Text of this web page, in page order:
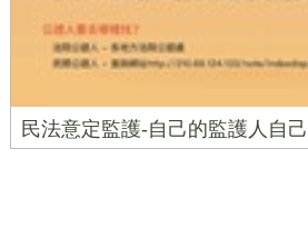
民法意定監護-自己的監護人自